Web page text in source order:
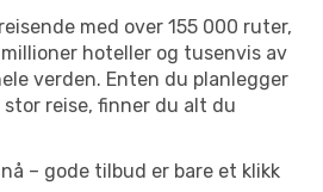
med over 155 000 ruter,
hoteller og tusenvis av
verden. Enten du planlegger
reise, finner du alt du
– gode tilbud er bare et klikk